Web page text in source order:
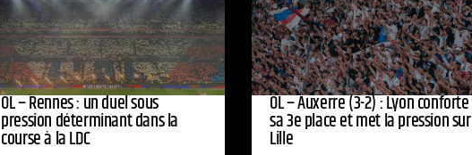
OL – Rennes : un duel sous
pression déterminant dans la
course à la LDC
OL – Auxerre (3-2) : Lyon conforte
sa 3e place et met la pression sur
Lille